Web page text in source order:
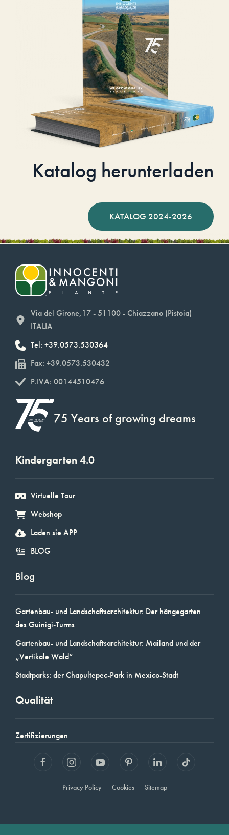
Katalog herunterladen
KATALOG 2024-2026
Via del Girone,17 - 51100 - Chiazzano (Pistoia)
ITALIA
Tel: +39.0573.530364
Fax: +39.0573.530432
P.IVA: 00144510476
75 Years of growing dreams
Kindergarten 4.0
Virtuelle Tour
Webshop
Laden sie APP
BLOG
Blog
Gartenbau- und Landschaftsarchitektur: Der hängegarten
des Guinigi-Turms
Gartenbau- und Landschaftsarchitektur: Mailand und der
„Vertikale Wald“
Stadtparks: der Chapultepec-Park in Mexico-Stadt
Qualität
Zertifizierungen
Privacy Policy Cookies Sitemap